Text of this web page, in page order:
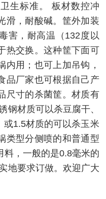
生标准。 板材数控冲
滑，耐酸碱。筐外加装
害，耐高温（132度以
热交换。这种筐下面可
内用；也可上加吊钩，
品厂家也可根据自己产
尺寸的杀菌筐。材质有
钢材质可以杀豆腐干、
或1.5材质的可以杀玉米
类型分侧喷的和普通型
料，一般的是0.8毫米的
地要求订做。欢迎广大